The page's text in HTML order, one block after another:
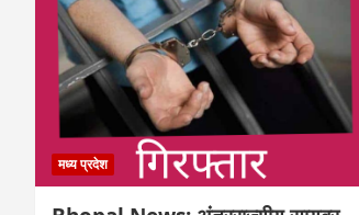
मध्य प्रदेश